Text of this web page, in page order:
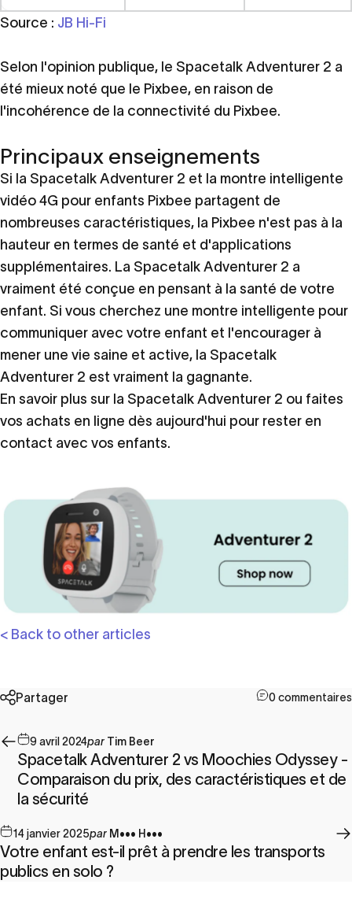
Source : JB Hi-Fi
Selon l'opinion publique, le Spacetalk Adventurer 2 a
été mieux noté que le Pixbee, en raison de
l'incohérence de la connectivité du Pixbee.
Principaux enseignements
Si la Spacetalk Adventurer 2 et la montre intelligente
vidéo 4G pour enfants Pixbee partagent de
nombreuses caractéristiques, la Pixbee n'est pas à la
hauteur en termes de santé et d'applications
supplémentaires. La Spacetalk Adventurer 2 a
vraiment été conçue en pensant à la santé de votre
enfant. Si vous cherchez une montre intelligente pour
communiquer avec votre enfant et l'encourager à
mener une vie saine et active, la Spacetalk
Adventurer 2 est vraiment la gagnante.
En savoir plus sur la Spacetalk Adventurer 2 ou faites
vos achats en ligne dès aujourd'hui pour rester en
contact avec vos enfants.
< Back to other articles
Partager 0 commentaires
9 avril 2024par Tim Beer
Spacetalk Adventurer 2 vs Moochies Odyssey -
Comparaison du prix, des caractéristiques et de
la sécurité
14 janvier 2025par M••• H•••
Votre enfant est-il prêt à prendre les transports
publics en solo ?